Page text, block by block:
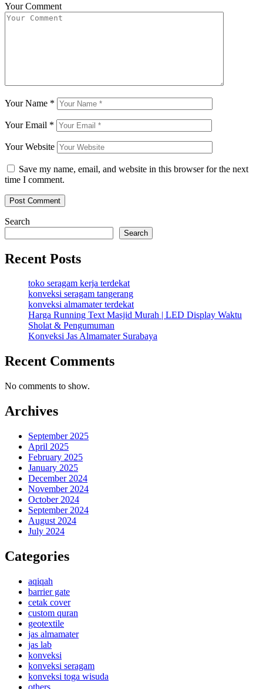
Your Comment
Your Name *
Your Email *
Your Website
Save my name, email, and website in this browser for the next
time I comment.
Search
Search
Recent Posts
toko seragam kerja terdekat
konveksi seragam tangerang
konveksi almamater terdekat
Harga Running Text Masjid Murah | LED Display Waktu
Sholat & Pengumuman
Konveksi Jas Almamater Surabaya
Recent Comments
No comments to show.
Archives
September 2025
April 2025
February 2025
January 2025
December 2024
November 2024
October 2024
September 2024
August 2024
July 2024
Categories
aqiqah
barrier gate
cetak cover
custom quran
geotextile
jas almamater
jas lab
konveksi
konveksi seragam
konveksi toga wisuda
others